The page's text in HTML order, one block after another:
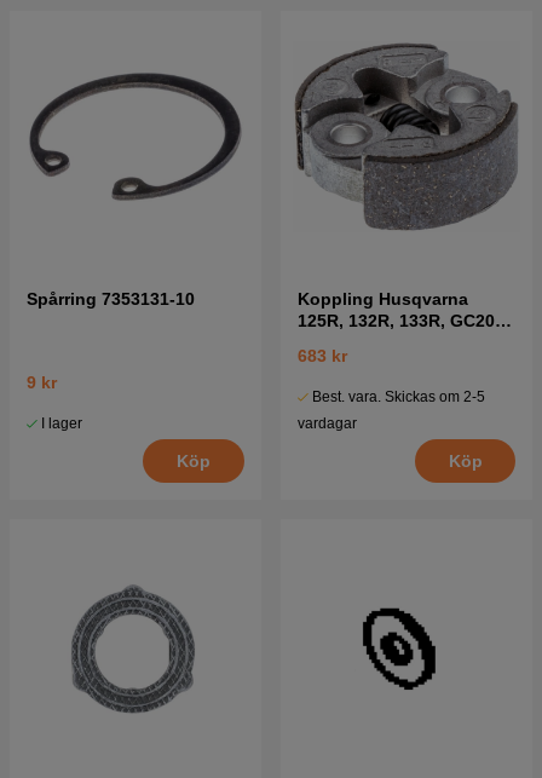
Spårring 7353131-10
9 kr
I lager
Köp
Koppling Husqvarna
125R, 132R, 133R, GC2032
683 kr
Best. vara. Skickas om 2-5
vardagar
Köp